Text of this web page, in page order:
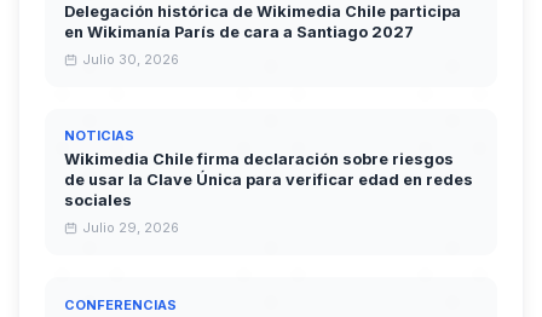
Delegación histórica de Wikimedia Chile participa
en Wikimanía París de cara a Santiago 2027
Julio 30, 2026
NOTICIAS
Wikimedia Chile firma declaración sobre riesgos
de usar la Clave Única para verificar edad en redes
sociales
Julio 29, 2026
CONFERENCIAS